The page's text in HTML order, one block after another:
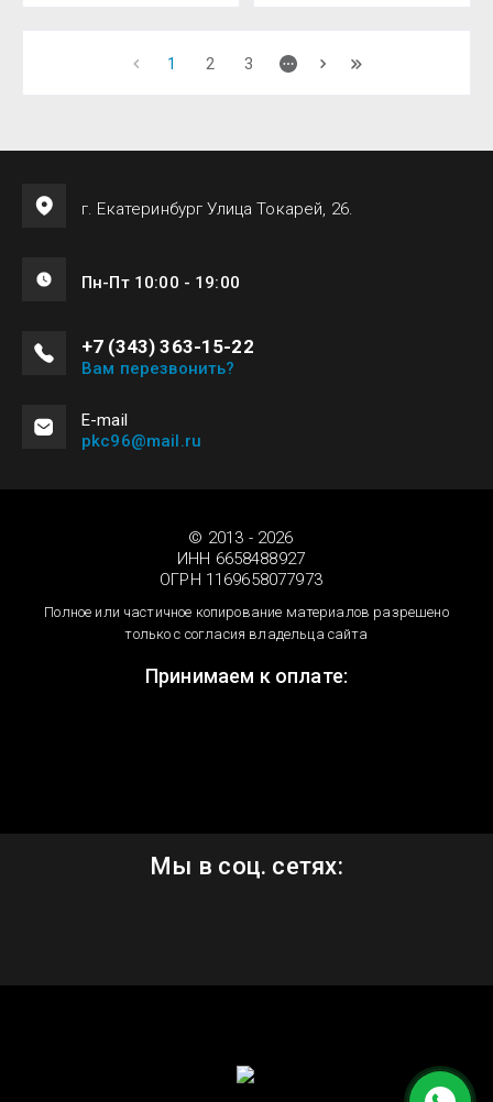
1 2 3
г. Екатеринбург Улица Токарей, 26.
Пн-Пт 10:00 - 19:00
+7 (343) 363-15-22
Вам перезвонить?
Е-mail
pkc96@mail.ru
© 2013 - 2026
ИНН 6658488927
ОГРН 1169658077973
Полное или частичное копирование материалов разрешено
только с согласия владельца сайта
Принимаем к оплате:
Мы в соц. сетях: